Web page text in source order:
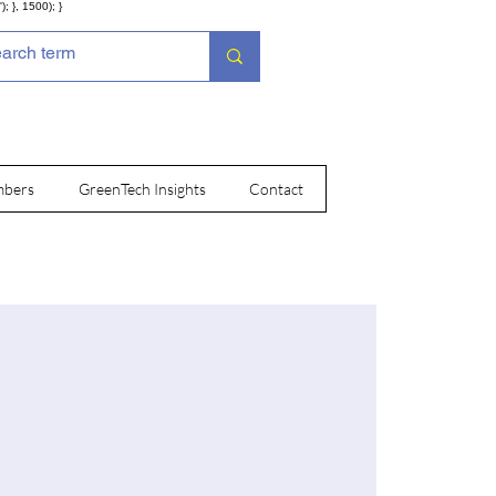
}, 1500); }
GreenTech Insights Contact